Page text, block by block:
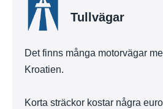
Tullvägar
Det finns många motorvägar
Kroatien.
Korta sträckor kostar några